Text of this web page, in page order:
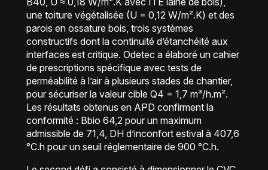
une toiture végétalisée (U = 0,12 W/m².K) et des
parois en ossature bois, trois systèmes
constructifs dont la continuité d’étanchéité aux
interfaces est critique. Odetec a élaboré un cahier
de prescriptions spécifique avec tests de
perméabilité à l’air à plusieurs stades de chantier,
pour sécuriser la valeur cible Q4 = 1,7 m³/h.m².
Les résultats obtenus en APD confirment la
conformité : Bbio 64,2 pour un maximum
admissible de 71,4, DH d’inconfort estival à 407,6
°C.h pour un seuil réglementaire de 900 °C.h.